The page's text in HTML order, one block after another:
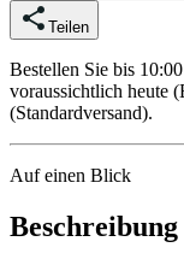
Teilen
Bestellen Sie bis
voraussichtlich heute
(Standardversand).
Auf einen Blick
Beschreibung